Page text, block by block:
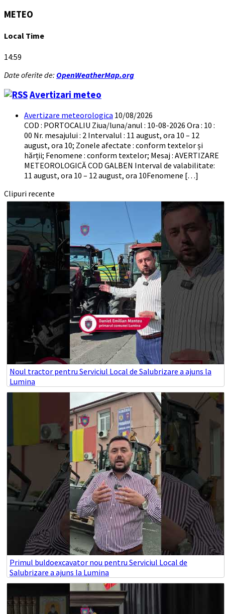
METEO
Local Time
14:59
Date oferite de: OpenWeatherMap.org
Avertizari meteo
Avertizare meteorologica 10/08/2026
COD : PORTOCALIU Ziua/luna/anul : 10-08-2026 Ora : 10 :
00 Nr. mesajului : 2 Intervalul : 11 august, ora 10 – 12
august, ora 10; Zonele afectate : conform textelor și
hărții; Fenomene : conform textelor; Mesaj : AVERTIZARE
METEOROLOGICĂ COD GALBEN Interval de valabilitate:
11 august, ora 10 – 12 august, ora 10Fenomene […]
Clipuri recente
Noul tractor pentru Serviciul Local de Salubrizare a ajuns la
Lumina
Primul buldoexcavator nou pentru Serviciul Local de
Salubrizare a ajuns la Lumina